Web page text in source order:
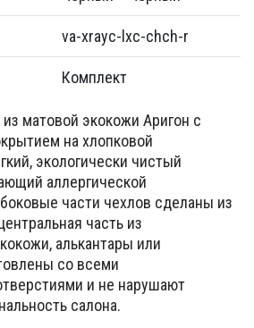
va-xrayc-lxc-chch-r
Комплект
матовой экокожи Аригон с
на хлопковой
экологически чистый
аллергической
части чехлов сделаны из
часть из
алькантары или
со всеми
и не нарушают
салона.